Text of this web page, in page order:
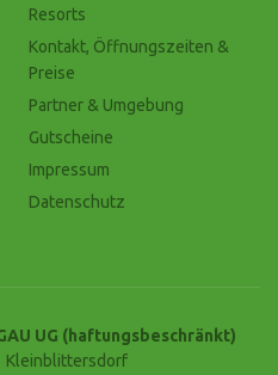
Resorts
Kontakt, Öffnungszeiten &
Preise
Partner & Umgebung
Gutscheine
Impressum
Datenschutz
UG (haftungsbeschränkt)
Kleinblittersdorf